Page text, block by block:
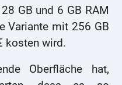
GB und 6 GB RAM
Variante mit 256 GB
kosten wird.
Oberfläche hat,